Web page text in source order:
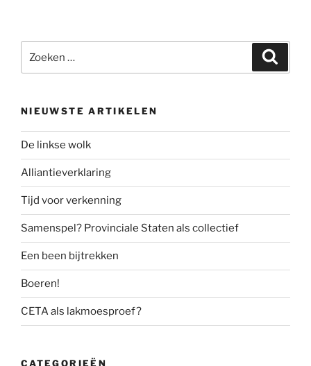
naar:
NIEUWSTE ARTIKELEN
De linkse wolk
Alliantieverklaring
Tijd voor verkenning
Samenspel? Provinciale Staten als collectief
Een been bijtrekken
Boeren!
CETA als lakmoesproef?
CATEGORIEËN